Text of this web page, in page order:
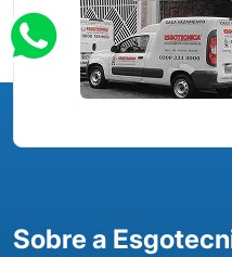
Sobre a